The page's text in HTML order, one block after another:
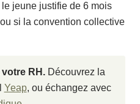
jeune justifie de 6 mois
si la convention collective
RH.Découvrez la
Yeap, ou échangez avec